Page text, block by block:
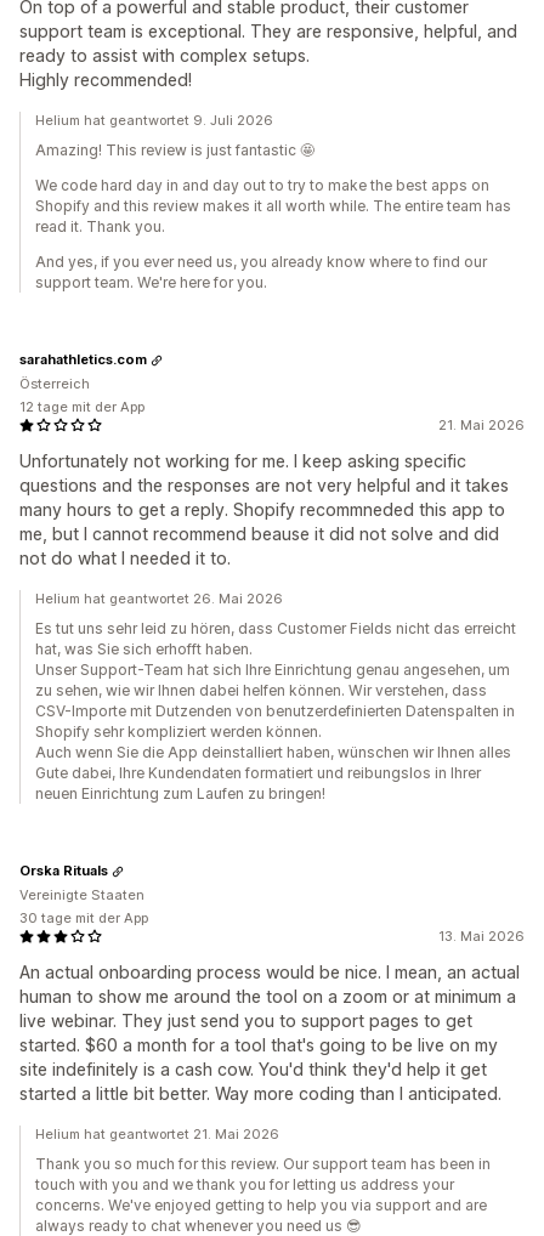
On top of a powerful and stable product, their customer
support team is exceptional. They are responsive, helpful, and
ready to assist with complex setups.
Highly recommended!
Helium hat geantwortet 9. Juli 2026
Amazing! This review is just fantastic 🤩
We code hard day in and day out to try to make the best apps on
Shopify and this review makes it all worth while. The entire team has
read it. Thank you.
And yes, if you ever need us, you already know where to find our
support team. We're here for you.
21. Mai 2026
Unfortunately not working for me. I keep asking specific
questions and the responses are not very helpful and it takes
many hours to get a reply. Shopify recommneded this app to
me, but I cannot recommend beause it did not solve and did
not do what I needed it to.
sarahathletics.com
Österreich
12 tage mit der App
Helium hat geantwortet 26. Mai 2026
Es tut uns sehr leid zu hören, dass Customer Fields nicht das erreicht
hat, was Sie sich erhofft haben.
Unser Support-Team hat sich Ihre Einrichtung genau angesehen, um
zu sehen, wie wir Ihnen dabei helfen können. Wir verstehen, dass
CSV-Importe mit Dutzenden von benutzerdefinierten Datenspalten in
Shopify sehr kompliziert werden können.
Auch wenn Sie die App deinstalliert haben, wünschen wir Ihnen alles
Gute dabei, Ihre Kundendaten formatiert und reibungslos in Ihrer
neuen Einrichtung zum Laufen zu bringen!
13. Mai 2026
An actual onboarding process would be nice. I mean, an actual
human to show me around the tool on a zoom or at minimum a
live webinar. They just send you to support pages to get
started. $60 a month for a tool that's going to be live on my
site indefinitely is a cash cow. You'd think they'd help it get
started a little bit better. Way more coding than I anticipated.
Orska Rituals
Vereinigte Staaten
30 tage mit der App
Helium hat geantwortet 21. Mai 2026
Thank you so much for this review. Our support team has been in
touch with you and we thank you for letting us address your
concerns. We've enjoyed getting to help you via support and are
always ready to chat whenever you need us 😎